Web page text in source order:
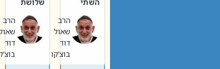
וערב של
חיינו
הרב
שאול
דוד
בוצ'קו
האבות
הרב
שאול
דוד
בוצ'קו